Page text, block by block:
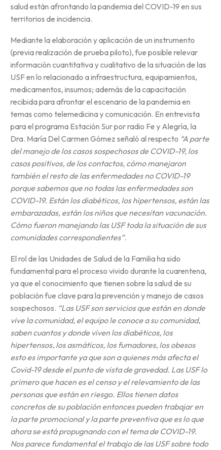
salud están afrontando la pandemia del COVID-19 en sus
territorios de incidencia.
Mediante la elaboración y aplicación de un instrumento
(previa realización de prueba piloto), fue posible relevar
información cuantitativa y cualitativo de la situación de las
USF en lo relacionado a infraestructura, equipamientos,
medicamentos, insumos; además de la capacitación
recibida para afrontar el escenario de la pandemia en
temas como telemedicina y comunicación. En entrevista
para el programa Estación Sur por radio Fe y Alegría, la
Dra. María Del Carmen Gómez señaló al respecto “A parte
del manejo de los casos sospechosos de COVID-19, los
casos positivos, de los contactos, cómo manejaron
también el resto de las enfermedades no COVID-19
porque sabemos que no todas las enfermedades son
COVID-19. Están los diabéticos, los hipertensos, están las
embarazadas, están los niños que necesitan vacunación.
Cómo fueron manejando las USF toda la situación de sus
comunidades correspondientes”.
El rol de las Unidades de Salud de la Familia ha sido
fundamental para el proceso vivido durante la cuarentena,
ya que el conocimiento que tienen sobre la salud de su
población fue clave para la prevención y manejo de casos
sospechosos. “Las USF son servicios que están en donde
vive la comunidad, el equipo le conoce a su comunidad,
saben cuantos y donde viven los diabéticos, los
hipertensos, los asmáticos, los fumadores, los obesos
esto es importante ya que son a quienes más afecta el
Covid-19 desde el punto de vista de gravedad. Las USF lo
primero que hacen es el censo y el relevamiento de las
personas que están en riesgo. Ellos tienen datos
concretos de su población entonces pueden trabajar en
la parte promocional y la parte preventiva que es lo que
ahora se está propugnando con el tema de COVID-19.
Nos parece fundamental el trabajo de las USF sobre todo